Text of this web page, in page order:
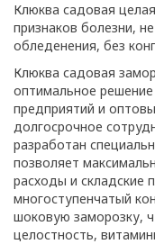
Клюква садовая
признаков болезни,
обледенения, без
Клюква садовая
оптимальное
предприятий и
долгосрочное
разработан
позволяет
расходы и складские
многоступенчатый
шоковую заморозку,
целостность,